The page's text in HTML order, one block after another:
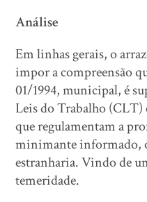
Análise
Em linhas gerais, o
impor a compreensão
01/1994, municipal, é
Leis do Trabalho (CLT)
que regulamentam a
minimante informado,
estranharia. Vindo de
temeridade.